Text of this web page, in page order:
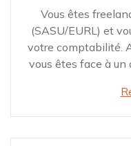
Vous êtes
(SASU/EURL) et
votre comptabilité.
vous êtes face à un